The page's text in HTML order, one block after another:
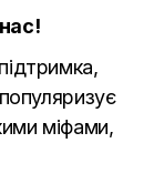
міфами,